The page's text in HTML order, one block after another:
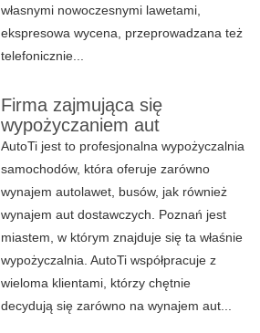
własnymi nowoczesnymi lawetami,
ekspresowa wycena, przeprowadzana też
telefonicznie...
Firma zajmująca się
wypożyczaniem aut
AutoTi jest to profesjonalna wypożyczalnia
samochodów, która oferuje zarówno
wynajem autolawet, busów, jak również
wynajem aut dostawczych. Poznań jest
miastem, w którym znajduje się ta właśnie
wypożyczalnia. AutoTi współpracuje z
wieloma klientami, którzy chętnie
decydują się zarówno na wynajem aut...